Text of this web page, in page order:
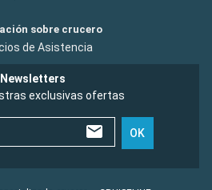
sobre crucero
de Asistencia
Newsletters
exclusivas ofertas
OK